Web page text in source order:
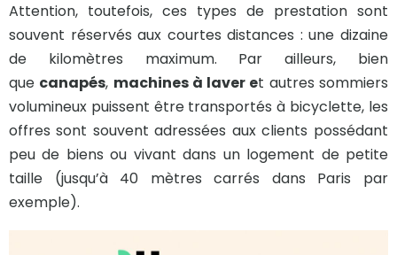
Attention, toutefois, ces types de prestation sont
souvent réservés aux courtes distances : une dizaine
de kilomètres maximum. Par ailleurs, bien
que canapés, machines à laver et autres sommiers
volumineux puissent être transportés à bicyclette, les
offres sont souvent adressées aux clients possédant
peu de biens ou vivant dans un logement de petite
taille (jusqu’à 40 mètres carrés dans Paris par
exemple).